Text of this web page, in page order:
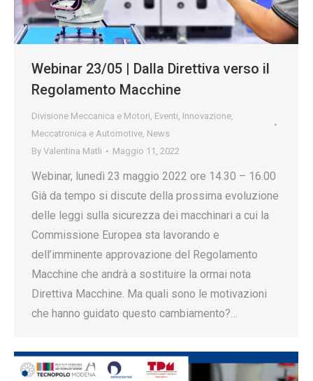
Webinar 23/05 | Dalla Direttiva verso il
Regolamento Macchine
Divisione Meccanica e Motori, Eventi, Innovazione,
Meccatronica e Automotive, News
By Valentina Matli Maggio 11, 2022
Webinar, lunedì 23 maggio 2022 ore 14.30 – 16.00
Già da tempo si discute della prossima evoluzione
delle leggi sulla sicurezza dei macchinari a cui la
Commissione Europea sta lavorando e
dell’imminente approvazione del Regolamento
Macchine che andrà a sostituire la ormai nota
Direttiva Macchine. Ma quali sono le motivazioni
che hanno guidato questo cambiamento?…